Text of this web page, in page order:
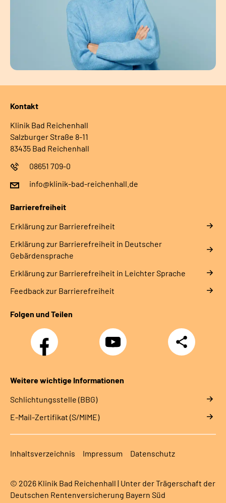
Kontakt
Klinik Bad Reichenhall
Salzburger Straße 8-11
83435 Bad Reichenhall
08651 709-0
info@klinik-bad-reichenhall.de
Barrierefreiheit
Erklärung zur Barrierefreiheit
Erklärung zur Barrierefreiheit in Deutscher
Gebärdensprache
Erklärung zur Barrierefreiheit in Leichter Sprache
Feedback zur Barrierefreiheit
Folgen und Teilen
Facebook YouTube
Teilen
Weitere wichtige Informationen
Schlichtungsstelle (BBG)
E-Mail-Zertifikat (S/MIME)
Inhaltsverzeichnis Impressum Datenschutz
© 2026 Klinik Bad Reichenhall | Unter der Trägerschaft der
Deutschen Rentenversicherung Bayern Süd